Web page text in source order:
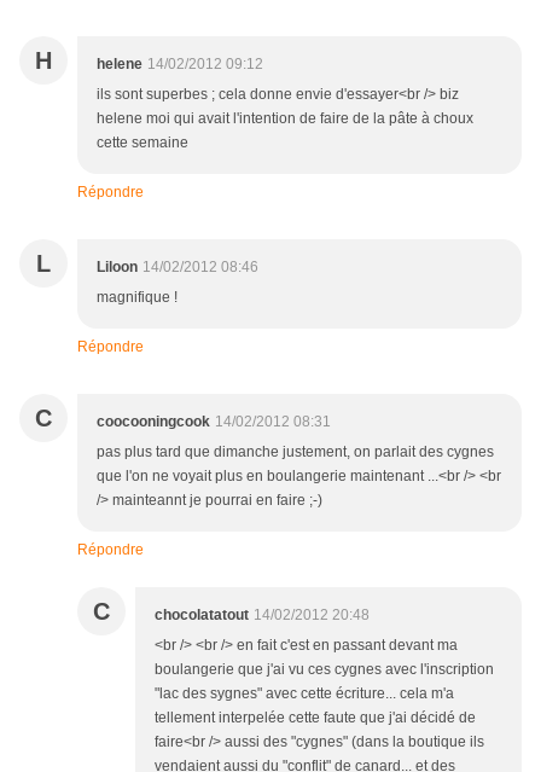
H helene 14/02/2012 09:12
ils sont superbes ; cela donne envie d'essayer<br /> biz
helene moi qui avait l'intention de faire de la pâte à choux
cette semaine
Répondre
L Liloon 14/02/2012 08:46
magnifique !
Répondre
C coocooningcook 14/02/2012 08:31
pas plus tard que dimanche justement, on parlait des cygnes
que l'on ne voyait plus en boulangerie maintenant ...<br /> <br
/> mainteannt je pourrai en faire ;-)
Répondre
C chocolatatout 14/02/2012 20:48
<br /> <br /> en fait c'est en passant devant ma
boulangerie que j'ai vu ces cygnes avec l'inscription
"lac des sygnes" avec cette écriture... cela m'a
tellement interpelée cette faute que j'ai décidé de
faire<br /> aussi des "cygnes" (dans la boutique ils
vendaient aussi du "conflit" de canard... et des